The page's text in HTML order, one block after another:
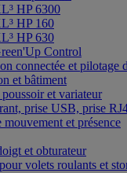
HP 6300
HP 160
HP 630
Control
connectée et pilotage
et bâtiment
et variateur
prise USB, prise
mouvement et présence
et obturateur
volets roulants et